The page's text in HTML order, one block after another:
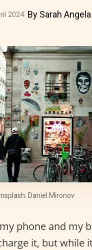
2024 By Sarah
Daniel Mironov
phone and my
it, but while